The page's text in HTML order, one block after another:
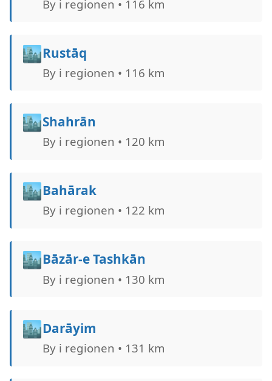
By i regionen • 116 km
🏙️Rustāq
By i regionen • 116 km
🏙️Shahrān
By i regionen • 120 km
🏙️Bahārak
By i regionen • 122 km
🏙️Bāzār-e Tashkān
By i regionen • 130 km
🏙️Darāyim
By i regionen • 131 km